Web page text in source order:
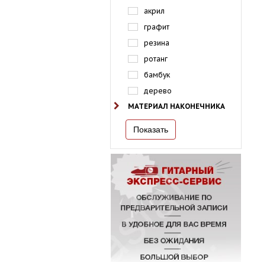
акрил
графит
резина
ротанг
бамбук
дерево
МАТЕРИАЛ НАКОНЕЧНИКА